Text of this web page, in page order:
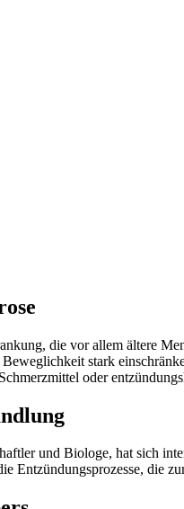
die vor allem ältere
stark
oder
und Biologe, hat sich
Entzündungsprozesse, die